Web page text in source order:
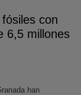
con
6,5 millones
han